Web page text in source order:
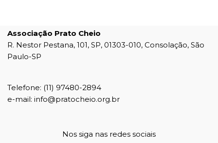
Associação Prato Cheio
R. Nestor Pestana, 101, SP, 01303-010, Consolação, São
Paulo-SP
Telefone: (11) 97480-2894
e-mail: info@pratocheio.org.br
Nos siga nas redes sociais